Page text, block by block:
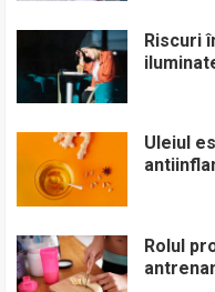
Riscuri
Uleiul
Rolul